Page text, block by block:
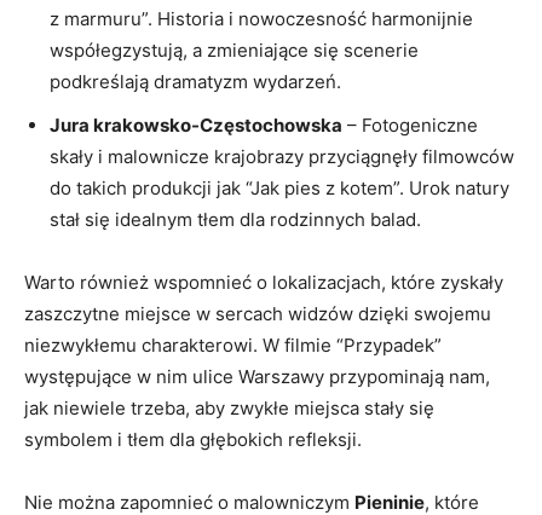
z⁢ marmuru”. Historia i⁤ nowoczesność harmonijnie
współegzystują,⁤ a zmieniające⁢ się scenerie
podkreślają dramatyzm⁤ wydarzeń.
Jura krakowsko-Częstochowska – Fotogeniczne‍
skały ‍i malownicze krajobrazy przyciągnęły filmowców
do takich ‌produkcji jak “Jak pies z kotem”. Urok natury
stał się idealnym​ tłem dla rodzinnych‌ balad.
Warto również wspomnieć o ⁤lokalizacjach, ‍które zyskały⁤
zaszczytne miejsce w sercach widzów dzięki swojemu
niezwykłemu⁣ charakterowi. W​ filmie “Przypadek”
występujące ⁤w nim ulice Warszawy przypominają nam,
jak niewiele trzeba, aby zwykłe miejsca stały się
symbolem i⁢ tłem dla głębokich refleksji.
Nie⁢ można zapomnieć​ o malowniczym Pieninie, które